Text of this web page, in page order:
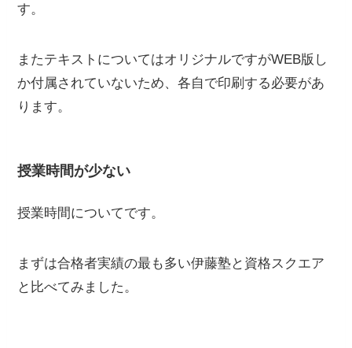
す。
またテキストについてはオリジナルですがWEB版し
か付属されていないため、各自で印刷する必要があ
ります。
授業時間が少ない
授業時間についてです。
まずは合格者実績の最も多い伊藤塾と資格スクエア
と比べてみました。